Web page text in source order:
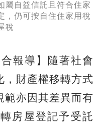
屬自益信託且符合住家
，仍可按自住住家用稅
稅
合報導】隨著社會
，財產權移轉方式
範亦因其差異而有
房屋登記予受託